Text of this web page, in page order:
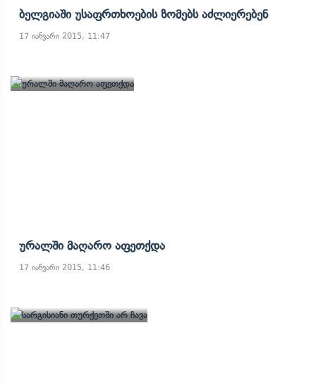
Ბელგიაში Უსაფრთხოების Ზომებს Აძლიერებენ
17 იანვარი 2015, 11:47
Ურალში Მაღარო Აფეთქდა
17 იანვარი 2015, 11:46